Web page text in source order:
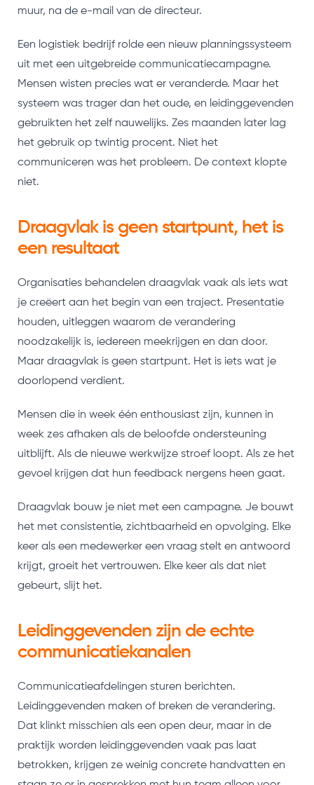
muur, na de e-mail van de directeur.
Een logistiek bedrijf rolde een nieuw planningssysteem
uit met een uitgebreide communicatiecampagne.
Mensen wisten precies wat er veranderde. Maar het
systeem was trager dan het oude, en leidinggevenden
gebruikten het zelf nauwelijks. Zes maanden later lag
het gebruik op twintig procent. Niet het
communiceren was het probleem. De context klopte
niet.
Draagvlak is geen startpunt, het is
een resultaat
Organisaties behandelen draagvlak vaak als iets wat
je creëert aan het begin van een traject. Presentatie
houden, uitleggen waarom de verandering
noodzakelijk is, iedereen meekrijgen en dan door.
Maar draagvlak is geen startpunt. Het is iets wat je
doorlopend verdient.
Mensen die in week één enthousiast zijn, kunnen in
week zes afhaken als de beloofde ondersteuning
uitblijft. Als de nieuwe werkwijze stroef loopt. Als ze het
gevoel krijgen dat hun feedback nergens heen gaat.
Draagvlak bouw je niet met een campagne. Je bouwt
het met consistentie, zichtbaarheid en opvolging. Elke
keer als een medewerker een vraag stelt en antwoord
krijgt, groeit het vertrouwen. Elke keer als dat niet
gebeurt, slijt het.
Leidinggevenden zijn de echte
communicatiekanalen
Communicatieafdelingen sturen berichten.
Leidinggevenden maken of breken de verandering.
Dat klinkt misschien als een open deur, maar in de
praktijk worden leidinggevenden vaak pas laat
betrokken, krijgen ze weinig concrete handvatten en